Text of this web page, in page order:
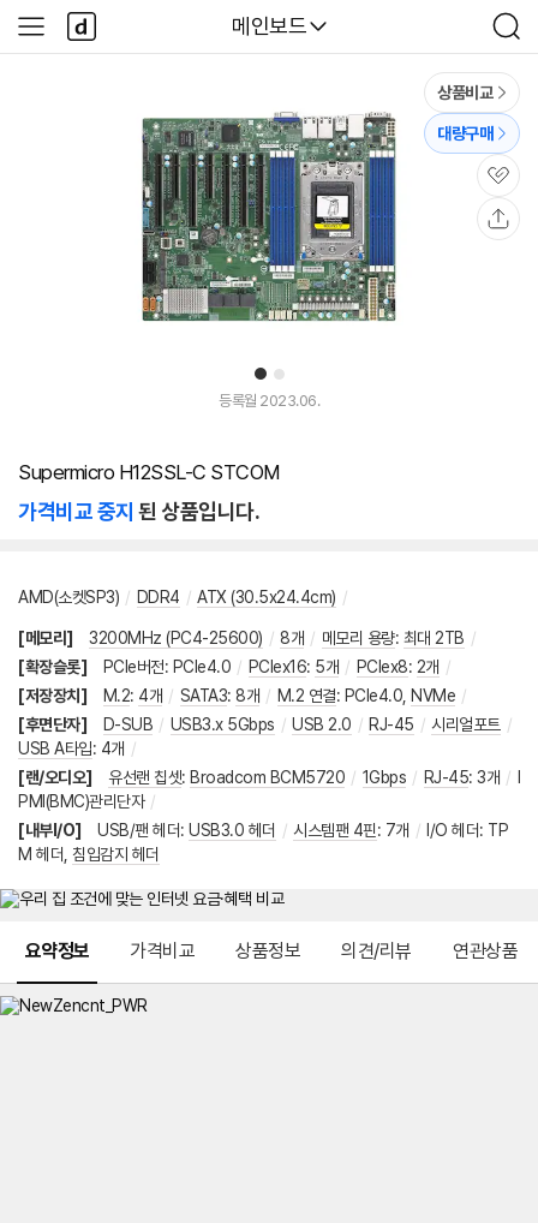
다나와
메인보드
검
색
사
이
다
나
와
1 2
상품비교
대량구매
관
심
등록월 2023.06.
Supermicro H12SSL-C STCOM
가격비교 중지 된 상품입니다.
AMD(소켓SP3) / DDR4 / ATX (30.5x24.4cm) /
[메모리] 3200MHz (PC4-25600) / 8개 / 메모리 용량: 최대 2TB /
[확장슬롯]
PCIe버전: PCIe4.0 / PCIex16: 5개 / PCIex8: 2개 /
[저장장치]
M.2: 4개 / SATA3: 8개 / M.2 연결: PCIe4.0 NVMe /
[후면단자]
D-SUB / USB3.x 5Gbps / USB 2.0 / RJ-45 / 시리얼포트 /
USB A타입: 4개 /
[랜/오디오]
유선랜 칩셋: Broadcom BCM5720 / 1Gbps / RJ-45: 3개 /
PMI(BMC)관리단자 /
[내부I/O]
USB/팬 헤더: USB3.0 헤더 / 시스템팬 4핀: 7개 / I/O 헤더: TP
M 헤더
침입감지 헤더
요약정보 가격비교 상품정보 의견/리뷰 연관상품